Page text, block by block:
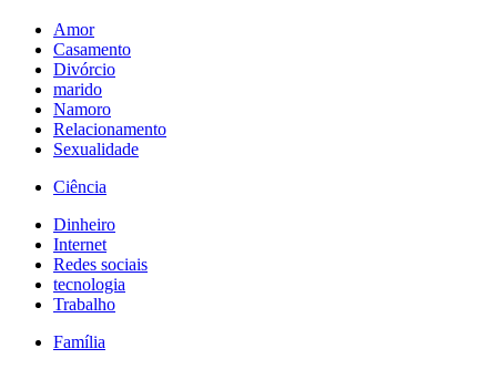
Amor
Casamento
Divórcio
marido
Namoro
Relacionamento
Sexualidade
Ciência
Dinheiro
Internet
Redes sociais
tecnologia
Trabalho
Família